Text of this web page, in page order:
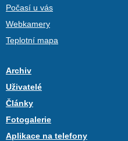
Počasí u vás
Webkamery
Teplotní mapa
Archiv
Uživatelé
Články
Fotogalerie
Aplikace na telefony